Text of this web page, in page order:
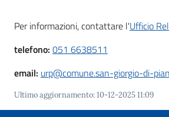
Novità
Vivere
San
Per informazioni, contattare l'Ufficio
telefono: 051 6638511
email: urp@comune.san-giorgio-di-
Ultimo aggiornamento:10-12-2025 11:09